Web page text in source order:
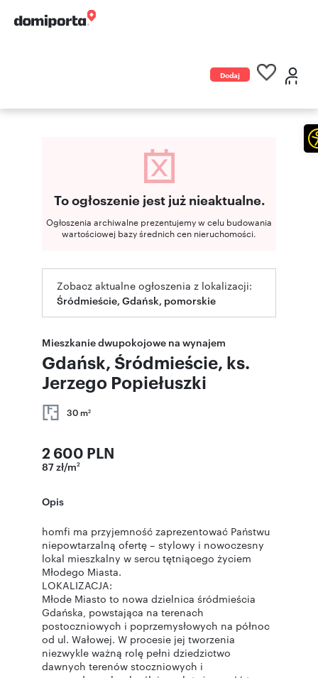
Dodaj
To ogłoszenie jest już nieaktualne.
Ogłoszenia archiwalne prezentujemy w celu budowania
wartościowej bazy średnich cen nieruchomości.
Zobacz aktualne ogłoszenia z lokalizacji:
Śródmieście, Gdańsk, pomorskie
Mieszkanie dwupokojowe na wynajem
Gdańsk, Śródmieście, ks.
Jerzego Popiełuszki
30 m2
2 600 PLN
87 zł/m2
Opis
homfi ma przyjemność zaprezentować Państwu
niepowtarzalną ofertę – stylowy i nowoczesny
lokal mieszkalny w sercu tętniącego życiem
Młodego Miasta.
LOKALIZACJA:
Młode Miasto to nowa dzielnica śródmieścia
Gdańska, powstająca na terenach
postoczniowych i poprzemysłowych na północ
od ul. Wałowej. W procesie jej tworzenia
niezwykle ważną rolę pełni dziedzictwo
dawnych terenów stoczniowych i